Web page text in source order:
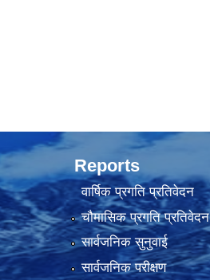
Reports
वार्षिक प्रगति प्रतिवेदन
चौमासिक प्रगति प्रतिवेदन
सार्वजनिक सुनुवाई
सार्वजनिक परीक्षण